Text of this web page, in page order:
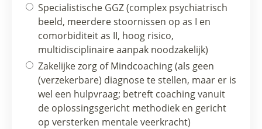
Specialistische GGZ (complex psychiatrisch
beeld, meerdere stoornissen op as I en
comorbiditeit as II, hoog risico,
multidisciplinaire aanpak noodzakelijk)
Zakelijke zorg of Mindcoaching (als geen
(verzekerbare) diagnose te stellen, maar er is
wel een hulpvraag; betreft coaching vanuit
de oplossingsgericht methodiek en gericht
op versterken mentale veerkracht)